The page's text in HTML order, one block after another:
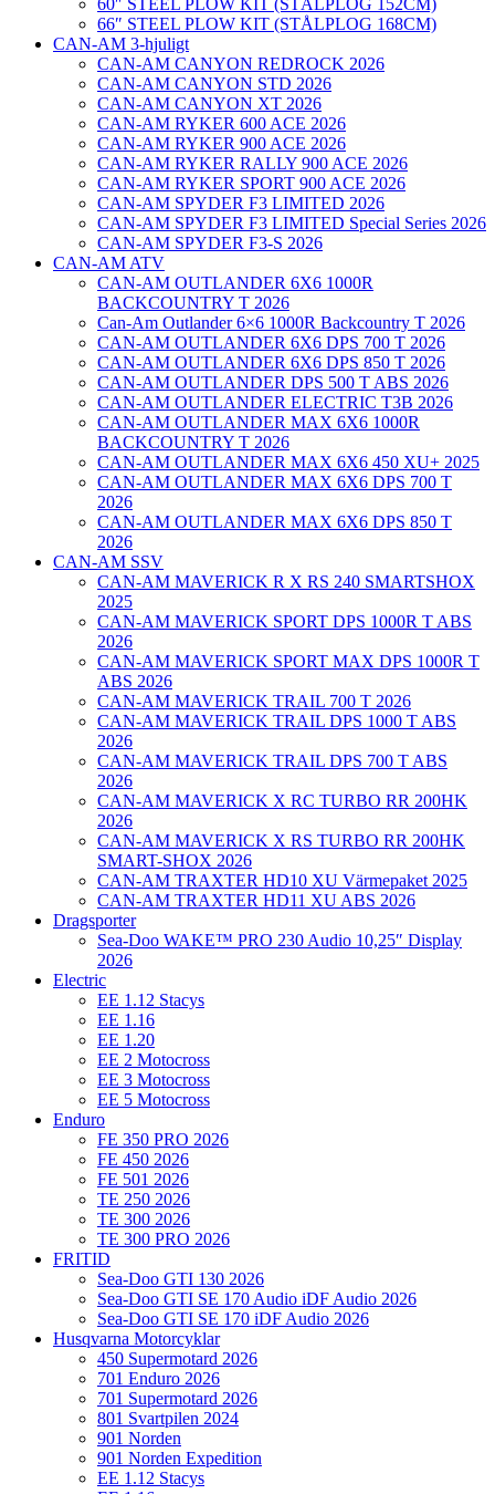
60″ STEEL PLOW KIT (STÅLPLOG 152CM)
66″ STEEL PLOW KIT (STÅLPLOG 168CM)
CAN-AM 3-hjuligt
CAN-AM CANYON REDROCK 2026
CAN-AM CANYON STD 2026
CAN-AM CANYON XT 2026
CAN-AM RYKER 600 ACE 2026
CAN-AM RYKER 900 ACE 2026
CAN-AM RYKER RALLY 900 ACE 2026
CAN-AM RYKER SPORT 900 ACE 2026
CAN-AM SPYDER F3 LIMITED 2026
CAN-AM SPYDER F3 LIMITED Special Series 2026
CAN-AM SPYDER F3-S 2026
CAN-AM ATV
CAN-AM OUTLANDER 6X6 1000R
BACKCOUNTRY T 2026
Can-Am Outlander 6×6 1000R Backcountry T 2026
CAN-AM OUTLANDER 6X6 DPS 700 T 2026
CAN-AM OUTLANDER 6X6 DPS 850 T 2026
CAN-AM OUTLANDER DPS 500 T ABS 2026
CAN-AM OUTLANDER ELECTRIC T3B 2026
CAN-AM OUTLANDER MAX 6X6 1000R
BACKCOUNTRY T 2026
CAN-AM OUTLANDER MAX 6X6 450 XU+ 2025
CAN-AM OUTLANDER MAX 6X6 DPS 700 T
2026
CAN-AM OUTLANDER MAX 6X6 DPS 850 T
2026
CAN-AM SSV
CAN-AM MAVERICK R X RS 240 SMARTSHOX
2025
CAN-AM MAVERICK SPORT DPS 1000R T ABS
2026
CAN-AM MAVERICK SPORT MAX DPS 1000R T
ABS 2026
CAN-AM MAVERICK TRAIL 700 T 2026
CAN-AM MAVERICK TRAIL DPS 1000 T ABS
2026
CAN-AM MAVERICK TRAIL DPS 700 T ABS
2026
CAN-AM MAVERICK X RC TURBO RR 200HK
2026
CAN-AM MAVERICK X RS TURBO RR 200HK
SMART-SHOX 2026
CAN-AM TRAXTER HD10 XU Värmepaket 2025
CAN-AM TRAXTER HD11 XU ABS 2026
Dragsporter
Sea-Doo WAKE™ PRO 230 Audio 10,25″ Display
2026
Electric
EE 1.12 Stacys
EE 1.16
EE 1.20
EE 2 Motocross
EE 3 Motocross
EE 5 Motocross
Enduro
FE 350 PRO 2026
FE 450 2026
FE 501 2026
TE 250 2026
TE 300 2026
TE 300 PRO 2026
FRITID
Sea-Doo GTI 130 2026
Sea-Doo GTI SE 170 Audio iDF Audio 2026
Sea-Doo GTI SE 170 iDF Audio 2026
Husqvarna Motorcyklar
450 Supermotard 2026
701 Enduro 2026
701 Supermotard 2026
801 Svartpilen 2024
901 Norden
901 Norden Expedition
EE 1.12 Stacys